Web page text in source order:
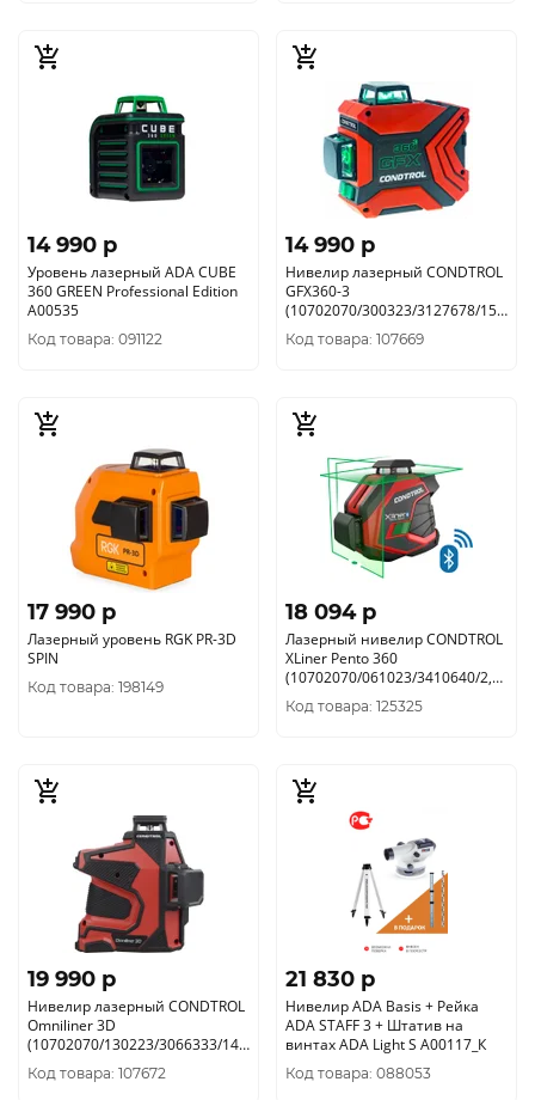
14 990 p
Уровень лазерный ADA CUBE
360 GREEN Professional Edition
А00535
Код товара: 091122
14 990 p
Нивелир лазерный CONDTROL
GFX360-3
(10702070/300323/3127678/15,
Китай) 1-2-222
Код товара: 107669
17 990 p
Лазерный уровень RGK PR-3D
SPIN
Код товара: 198149
18 094 p
Лазерный нивелир CONDTROL
XLiner Pento 360
(10702070/061023/3410640/2,
Китай)
Код товара: 125325
19 990 p
Нивелир лазерный CONDTROL
Omniliner 3D
(10702070/130223/3066333/14,
Китай)
Код товара: 107672
21 830 p
Нивелир ADA Basis + Рейка
ADA STAFF 3 + Штатив на
винтах ADA Light S А00117_К
Код товара: 088053